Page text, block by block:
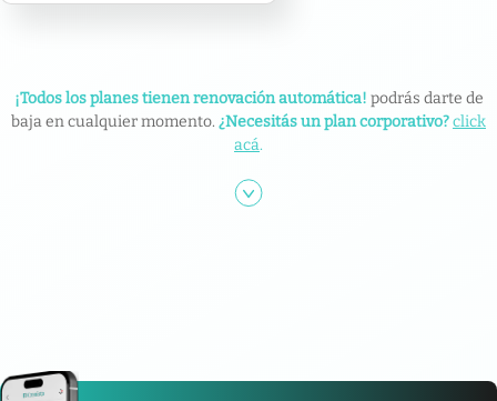
¡Todos los planes tienen renovación automática! podrás darte de
baja en cualquier momento. ¿Necesitás un plan corporativo?click
acá.